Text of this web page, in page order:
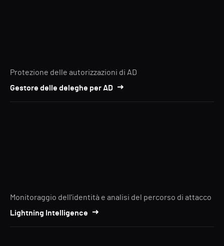
Protezione delle autorizzazioni di AD
Gestore delle deleghe per AD
Monitoraggio dell'identità e analisi del percorso di attacco
Lightning Intelligence